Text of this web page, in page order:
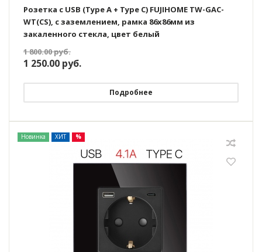
Розетка с USB (Type A + Type C) FUJIHOME TW-GAC-
WT(CS), с заземлением, рамка 86х86мм из
закаленного стекла, цвет белый
1 800.00руб.
1 250.00 руб.
Подробнее
Новинка ХИТ %